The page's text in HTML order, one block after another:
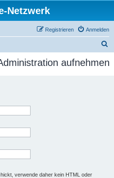
Netzwerk
Anmelden
Registrieren
c
aufnehmen
verwende daher kein HTML oder